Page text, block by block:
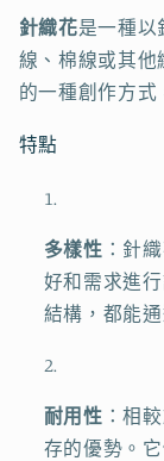
針織花是一種以
線、棉線或其他
的一種創作方式
特點
多樣性 ：針
好和需求進
結構，都能
耐用性 ：相
存的優勢。